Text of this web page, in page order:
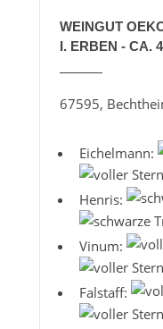
WEINGUT
I. ERBEN - CA.
67595,
Eichelmann:
Henris:
Vinum:
Falstaff: